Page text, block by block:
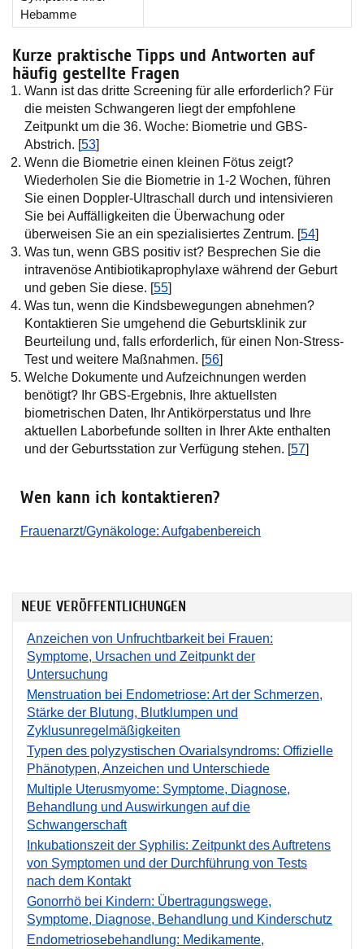
Hebamme
Kurze praktische Tipps und Antworten auf
häufig gestellte Fragen
Wann ist das dritte Screening für alle erforderlich? Für
die meisten Schwangeren liegt der empfohlene
Zeitpunkt um die 36. Woche: Biometrie und GBS-
Abstrich. [53]
Wenn die Biometrie einen kleinen Fötus zeigt?
Wiederholen Sie die Biometrie in 1-2 Wochen, führen
Sie einen Doppler-Ultraschall durch und intensivieren
Sie bei Auffälligkeiten die Überwachung oder
überweisen Sie an ein spezialisiertes Zentrum. [54]
Was tun, wenn GBS positiv ist? Besprechen Sie die
intravenöse Antibiotikaprophylaxe während der Geburt
und geben Sie diese. [55]
Was tun, wenn die Kindsbewegungen abnehmen?
Kontaktieren Sie umgehend die Geburtsklinik zur
Beurteilung und, falls erforderlich, für einen Non-Stress-
Test und weitere Maßnahmen. [56]
Welche Dokumente und Aufzeichnungen werden
benötigt? Ihr GBS-Ergebnis, Ihre aktuellsten
biometrischen Daten, Ihr Antikörperstatus und Ihre
aktuellen Laborbefunde sollten in Ihrer Akte enthalten
und der Geburtsstation zur Verfügung stehen. [57]
Wen kann ich kontaktieren?
Frauenarzt/Gynäkologe: Aufgabenbereich
NEUE VERÖFFENTLICHUNGEN
Anzeichen von Unfruchtbarkeit bei Frauen:
Symptome, Ursachen und Zeitpunkt der
Untersuchung
Menstruation bei Endometriose: Art der Schmerzen,
Stärke der Blutung, Blutklumpen und
Zyklusunregelmäßigkeiten
Typen des polyzystischen Ovarialsyndroms: Offizielle
Phänotypen, Anzeichen und Unterschiede
Multiple Uterusmyome: Symptome, Diagnose,
Behandlung und Auswirkungen auf die
Schwangerschaft
Inkubationszeit der Syphilis: Zeitpunkt des Auftretens
von Symptomen und der Durchführung von Tests
nach dem Kontakt
Gonorrhö bei Kindern: Übertragungswege,
Symptome, Diagnose, Behandlung und Kinderschutz
Endometriosebehandlung: Medikamente,